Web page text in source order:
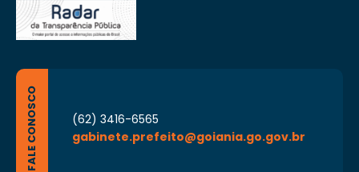
FALE CONOSCO
(62) 3416-6565
gabinete.prefeito@goiania.go.gov.br